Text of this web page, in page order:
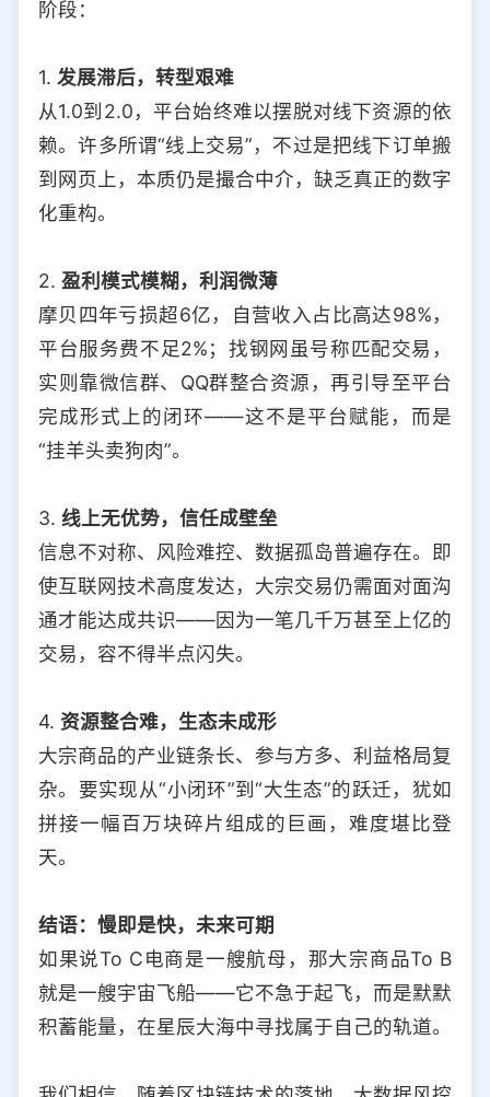
阶段：
1. 发展滞后，转型艰难
从1.0到2.0，平台始终难以摆脱对线下资源的依
赖。许多所谓“线上交易”，不过是把线下订单搬
到网页上，本质仍是撮合中介，缺乏真正的数字
化重构。
2. 盈利模式模糊，利润微薄
摩贝四年亏损超6亿，自营收入占比高达98%，
平台服务费不足2%；找钢网虽号称匹配交易，
实则靠微信群、QQ群整合资源，再引导至平台
完成形式上的闭环——这不是平台赋能，而是
“挂羊头卖狗肉”。
3. 线上无优势，信任成壁垒
信息不对称、风险难控、数据孤岛普遍存在。即
使互联网技术高度发达，大宗交易仍需面对面沟
通才能达成共识——因为一笔几千万甚至上亿的
交易，容不得半点闪失。
4. 资源整合难，生态未成形
大宗商品的产业链条长、参与方多、利益格局复
杂。要实现从“小闭环”到“大生态”的跃迁，犹如
拼接一幅百万块碎片组成的巨画，难度堪比登
天。
结语：慢即是快，未来可期
如果说To C电商是一艘航母，那大宗商品To B
就是一艘宇宙飞船——它不急于起飞，而是默默
积蓄能量，在星辰大海中寻找属于自己的轨道。